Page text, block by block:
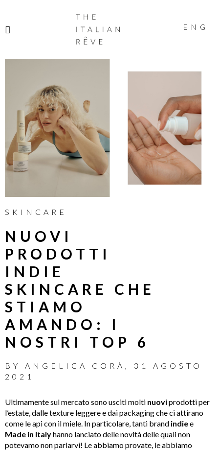
ITALIAN
RÊVE
ENG
SKINCARE
NUOVI
PRODOTTI
INDIE
SKINCARE CHE
STIAMO
AMANDO: I
NOSTRI TOP 6
BY ANGELICA CORÀ
31 AGOSTO
2021
Ultimamente sul mercato sono usciti molti nuoviprodotti per
l’estate, dalle texture leggere e dai packaging che ci attirano
come le api con il miele. In particolare, tanti brand indiee
Made in Italyhanno lanciato delle novità delle quali non
potevamo non parlarvi! Le abbiamo provate, le abbiamo